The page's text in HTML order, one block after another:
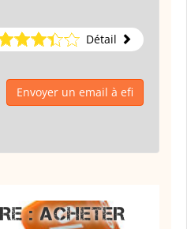
Détail
Envoyer un email à efi
: ACHETER